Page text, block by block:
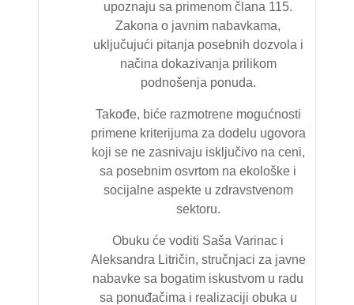
upoznaju sa primenom člana 115.
Zakona o javnim nabavkama,
uključujući pitanja posebnih dozvola i
načina dokazivanja prilikom
podnošenja ponuda.
Takođe, biće razmotrene mogućnosti
primene kriterijuma za dodelu ugovora
koji se ne zasnivaju isključivo na ceni,
sa posebnim osvrtom na ekološke i
socijalne aspekte u zdravstvenom
sektoru.
Obuku će voditi Saša Varinac i
Aleksandra Litričin, stručnjaci za javne
nabavke sa bogatim iskustvom u radu
sa ponuđačima i realizaciji obuka u